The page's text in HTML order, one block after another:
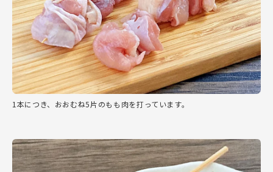
1本につき、おおむね5片のもも肉を打っています。